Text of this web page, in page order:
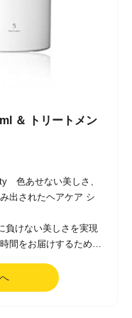
＆ トリートメン
色あせない美しさ、
出されたヘアケア シ
負けない美しさを実現
間をお届けするため
めに。
とで、一人一人を理想